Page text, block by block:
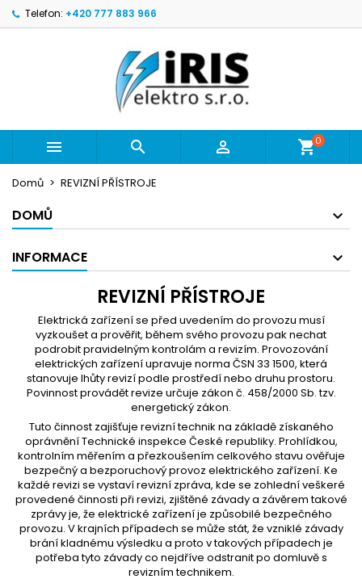
Telefon: +420 777 883 966
   0
Domů REVIZNÍ PŘÍSTROJE
DOMŮ
INFORMACE
REVIZNÍ PŘÍSTROJE
Elektrická zařízení se před uvedením do provozu musí
vyzkoušet a prověřit, během svého provozu pak nechat
podrobit pravidelným kontrolám a revizím. Provozování
elektrických zařízení upravuje norma ČSN 33 1500, která
stanovuje lhůty revizí podle prostředí nebo druhu prostoru.
Povinnost provádět revize určuje zákon č. 458/2000 Sb. tzv.
energetický zákon.
Tuto činnost zajišťuje revizní technik na základě získaného
oprávnění Technické inspekce České republiky. Prohlídkou,
kontrolním měřením a přezkoušením celkového stavu ověřuje
bezpečný a bezporuchový provoz elektrického zařízení. Ke
každé revizi se vystavírevizní zpráva, kde se zohlední veškeré
provedené činnosti při revizi, zjištěné závady a závěrem takové
zprávy je, že elektrické zařízení je způsobilé bezpečného
provozu. V krajních případech se může stát, že vzniklé závady
brání kladnému výsledku a proto v takových případech je
potřeba tyto závady co nejdříve odstranit po domluvě s
revizním technikem.
Můj seznam přání ×
Vytvořit nový seznam
((modalTitle)) ×
((confirmMessage))
Vytvořit seznam přání ×
Název seznamu přání
Zrušit Vytvořit seznam přání
Přihlásit se ×
Musíte být přihlášen, abyste si mohli výrobky uložit
do svého seznamu přání.
Přihlásit se